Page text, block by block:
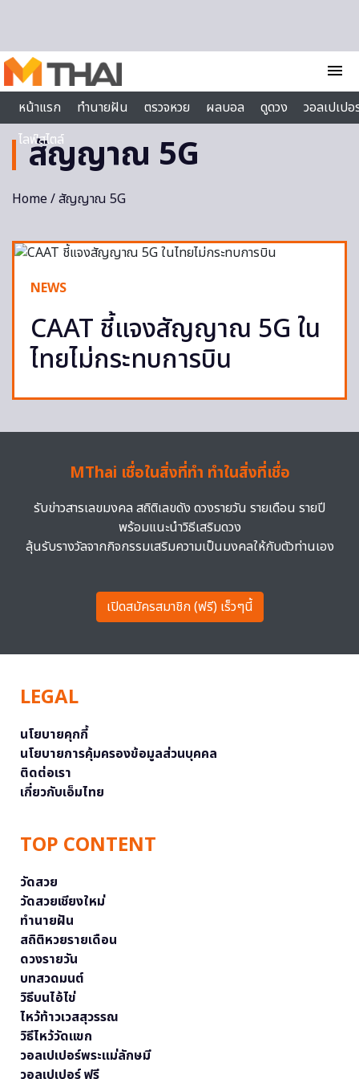
menu
หน้าแรก
ทำนายฝัน ตรวจหวย ผลบอล ดูดวง
วอลเปเป
ไลฟ์สไตล์
สัญญาณ 5G
Home/ สัญญาณ 5G
NEWS
CAAT ชี้แจงสัญญาณ 5G ใน
ไทยไม่กระทบการบิน
MThai เชื่อในสิ่งที่ทำ ทำในสิ่งที่เชื่อ
รับข่าวสารเลขมงคล สถิติเลขดัง ดวงรายวัน รายเดือน รายปี
พร้อมแนะนำวิธีเสริมดวง
ลุ้นรับรางวัลจากกิจกรรมเสริมความเป็นมงคลให้กับตัวท่านเอง
เปิดสมัครสมาชิก (ฟรี) เร็วๆนี้
LEGAL
นโยบายคุกกี้
นโยบายการคุ้มครองข้อมูลส่วนบุคคล
ติดต่อเรา
เกี่ยวกับเอ็มไทย
TOP CONTENT
วัดสวย
วัดสวยเชียงใหม่
ทำนายฝัน
สถิติหวยรายเดือน
ดวงรายวัน
บทสวดมนต์
วิธีบนไอ้ไข่
ไหว้ท้าวเวสสุวรรณ
วิธีไหว้วัดแขก
วอลเปเปอร์พระแม่ลักษมี
วอลเปเปอร์ ฟรี